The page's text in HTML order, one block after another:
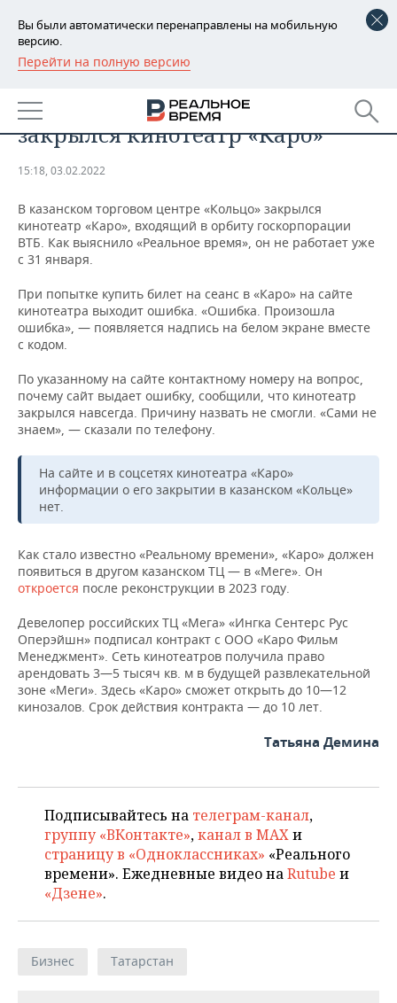
Вы были автоматически перенаправлены на мобильную
версию.
Перейти на полную версию
РЕГИОНЫ
БАШКОРТОСТАН
ТАТАРСТАН
НОВОСТИ
АНАЛИТИКА
ДЕКЛАРАЦИИ О ДОХОДАХ
КОРОЛИ ГОСЗАКАЗА ПФО
ВУЗЫ ТАТАРСТАНА
КОМУ ПРИНАДЛЕЖАТ
ТАТАРСТАНА
НОВОСТИ ЭКОНОМИКИ
ФИНАНСЫ
БАНКИ
БЮДЖЕТ
ИНВЕСТИЦИИ
ПРОМЫШЛЕННОСТЬ
НОВОСТИ
АГРОПРОМ
НЕФТЕХИМИЯ
ОПК
ЭНЕРГЕТИКА
НЕДВИЖИМОСТЬ
НОВОСТИ НЕДВИЖИМОСТИ
АВТО
НОВОСТИ АВТО
БИЗНЕС
НОВОСТИ БИЗНЕСА
РОЗНИЧНАЯ ТОРГОВЛЯ
ТРАНСПОРТ
УСЛУГИ
ТЕХНОЛОГИИ
НОВОСТИ ТЕХНОЛОГИЙ
МЕДИА
ТЕЛЕКОММУНИКАЦИИ
МЕРОПРИЯТИЯ
НОВОСТИ МЕРОПРИЯТИЙ
ВЫЕЗДНАЯ РЕДАКЦИЯ
БИЗНЕС-БРАНЧИ
ONLINE-КОНФЕРЕНЦИИ
ОТКРЫТАЯ ЛЕКЦИЯ
СПОРТ
НОВОСТИ СПОРТА
ФУТБОЛ
ХОККЕЙ
БАСКЕТБОЛ
ВОЛЕЙБОЛ
КИБЕРСПОРТ
ХОККЕЙ С МЯЧОМ
ОБЩЕСТВО
НОВОСТИ ОБЩЕСТВА
ВЛАСТЬ
ИНФРАСТРУКТУРА
ИСТОРИЯ
КУЛЬТУРА
ПРОИСШЕСТВИЯ
ФОТОГАЛЕРЕЯ
СЮЖЕТЫ
СПРАВОЧНИК
СПИСОК ПЕРСОН
СПИСОК КОМПАНИЙ
ПОЛНАЯ ВЕРСИЯ
В казанском ТЦ «Кольцо»
закрылся кинотеатр «Каро»
15:18, 03.02.2022
В казанском торговом центре «Кольцо» закрылся
кинотеатр «Каро», входящий в орбиту госкорпорации
ВТБ. Как выяснило «Реальное время», он не работает уже
с 31 января.
При попытке купить билет на сеанс в «Каро» на сайте
кинотеатра выходит ошибка. «Ошибка. Произошла
ошибка», — появляется надпись на белом экране вместе
с кодом.
По указанному на сайте контактному номеру на вопрос,
почему сайт выдает ошибку, сообщили, что кинотеатр
закрылся навсегда. Причину назвать не смогли. «Сами не
знаем», — сказали по телефону.
На сайте и в соцсетях кинотеатра «Каро»
информации о его закрытии в казанском «Кольце»
нет.
Как стало известно «Реальному времени», «Каро» должен
появиться в другом казанском ТЦ — в «Меге». Он
откроется после реконструкции в 2023 году.
Девелопер российских ТЦ «Мега» «Ингка Сентерс Рус
Оперэйшн» подписал контракт с ООО «Каро Фильм
Менеджмент». Сеть кинотеатров получила право
арендовать 3—5 тысяч кв. м в будущей развлекательной
зоне «Меги». Здесь «Каро» сможет открыть до 10—12
кинозалов. Срок действия контракта — до 10 лет.
Татьяна Демина
Подписывайтесь на телеграм-канал,
группу «ВКонтакте»,канал в MAXи
страницу в «Одноклассниках» «Реального
времени». Ежедневные видео наRutube и
«Дзене».
Бизнес Татарстан